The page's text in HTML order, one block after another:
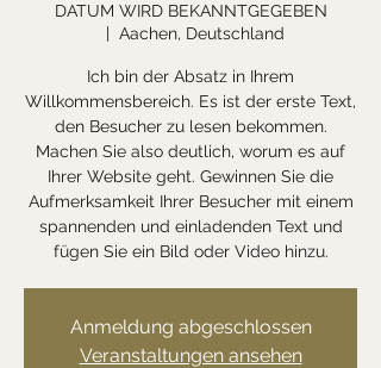
DATUM WIRD BEKANNTGEGEBEN
  |
Aachen, Deutschland
Ich bin der Absatz in Ihrem
Willkommensbereich. Es ist der erste Text,
den Besucher zu lesen bekommen.
Machen Sie also deutlich, worum es auf
Ihrer Website geht. Gewinnen Sie die
Aufmerksamkeit Ihrer Besucher mit einem
spannenden und einladenden Text und
fügen Sie ein Bild oder Video hinzu.
Anmeldung abgeschlossen
Veranstaltungen ansehen